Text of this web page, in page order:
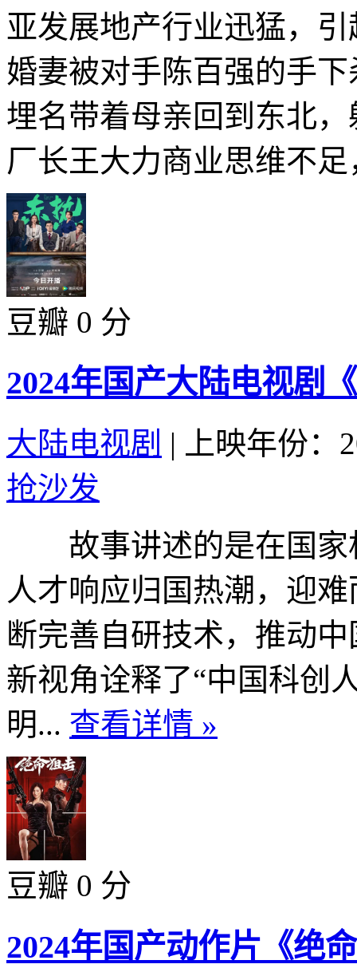
亚发展地产行业迅猛，
婚妻被对手陈百强的手
埋名带着母亲回到东北
厂长王大力商业思维不
豆瓣 0 分
2024年国产大陆电视剧
大陆电视剧 |
上映年份：
抢沙发
故事讲述的是在国家
人才响应归国热潮，迎
断完善自研技术，推动
新视角诠释了“中国科
明... 查看详情 »
豆瓣 0 分
2024年国产动作片《绝